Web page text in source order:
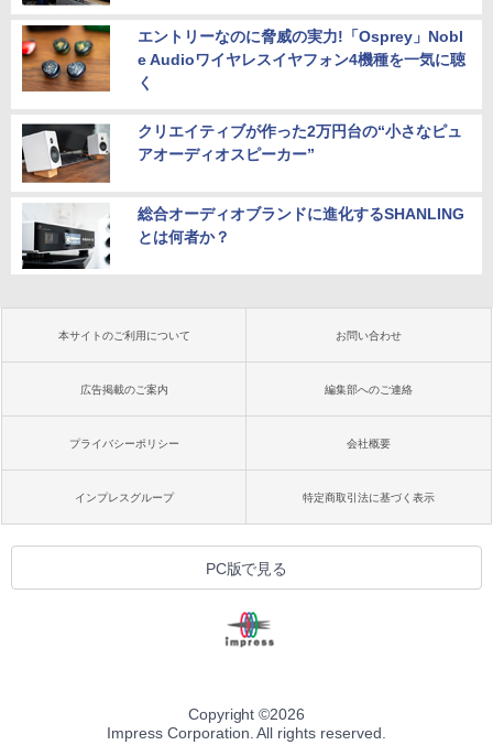
エントリーなのに脅威の実力!「Osprey」Nobl
e Audioワイヤレスイヤフォン4機種を一気に聴
く
クリエイティブが作った2万円台の“小さなピュ
アオーディオスピーカー”
総合オーディオブランドに進化するSHANLING
とは何者か？
本サイトのご利用について お問い合わせ
広告掲載のご案内 編集部へのご連絡
プライバシーポリシー 会社概要
インプレスグループ 特定商取引法に基づく表示
PC版で見る
Copyright ©2026
Impress Corporation. All rights reserved.